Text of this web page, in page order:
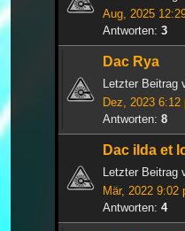
Aug, 2025
Antworten: 3
Dac Rya
Letzter Beitrag
Dez, 2023 6:12
Antworten: 8
Dac ilda et
Letzter Beitrag
Mär, 2022 9:02
Antworten: 4